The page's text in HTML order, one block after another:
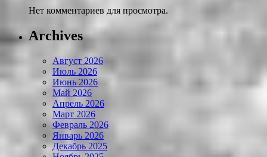
Нет комментариев для просмотра.
Archives
Август 2026
Июль 2026
Июнь 2026
Май 2026
Апрель 2026
Март 2026
Февраль 2026
Январь 2026
Декабрь 2025